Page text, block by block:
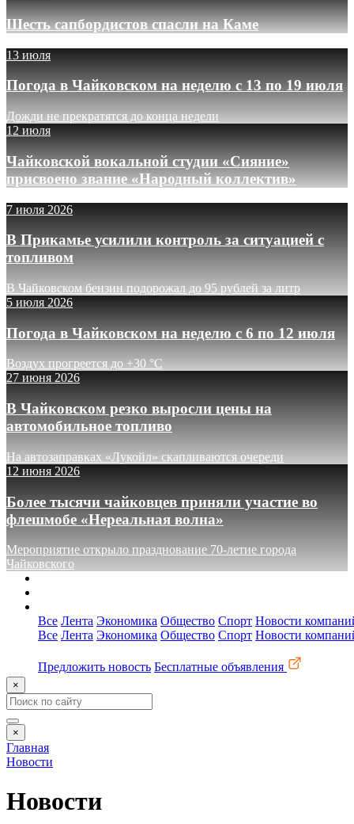
Шесть сапбордистов спасли на Каме
13 июля
Погода в Чайковском на неделю с 13 по 19 июля
Дожди не прекратятся до конца недели
12 июля
Чайковской вокальной студии «Сияние»
присвоено звание «Народный коллектив»
7 июля 2026
В Прикамье усилили контроль за ситуацией с
топливом
В Чайковском бензин подорожал до 95 рублей за литр
5 июля 2026
Погода в Чайковском на неделю с 6 по 12 июля
Воздух прогреется до +30 °C
27 июня 2026
В Чайковском резко выросли цены на
автомобильное топливо
На автозаправках «Лукойл» скапливаются очереди
12 июня 2026
Более тысячи чайковцев приняли участие во
флешмобе «Нереальная волна»
Мероприятие открыло празднование 70-летие города
Чайковского
Все Лента Экономика Общество Спорт Новости
Все Лента Экономика Общество Спорт Новости
Предложить новость Бесплатные объявления
×
×
Главная
Новости
Новости